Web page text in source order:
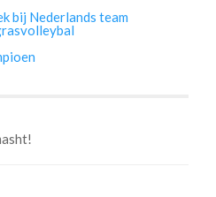
bij Nederlands team